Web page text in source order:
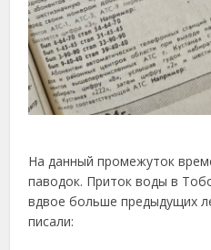
На данный промежуток
паводок. Приток воды в
вдвое больше предыдущих
писали: